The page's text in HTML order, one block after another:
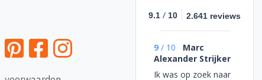
9.1 / 10 2.641 reviews
9 / 10
Marc
Alexander Strijker
Ik was op zoek naar